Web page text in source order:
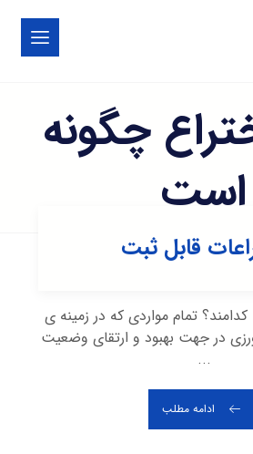
چگونه
است
قابل ثبت
تمام مواردی که در زمینه ی
در جهت بهبود و ارتقای وضعیت
...
ادامه مطلب